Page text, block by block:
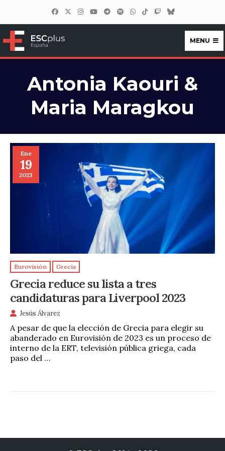
ESCplus España
MENU
Antonia Kaouri &
Maria Maragkou
Ene
19
2023
Eurovisión Grecia
Grecia reduce su lista a tres
candidaturas para Liverpool 2023
Jesús Álvarez
A pesar de que la elección de Grecia para elegir su
abanderado en Eurovisión de 2023 es un proceso de
interno de la ERT, televisión pública griega, cada
paso del …